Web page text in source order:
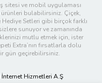
sitesi ve mobil uygulaması
ürünleri bulabilirsiniz. Çiçek,
Setleri gibi birçok farklı
sunuyor ve zamanında
mutlu etmek için, ister
Extra’nın fırsatlarla dolu
gün geçirebilirsiniz.
Hizmetleri A.Ş